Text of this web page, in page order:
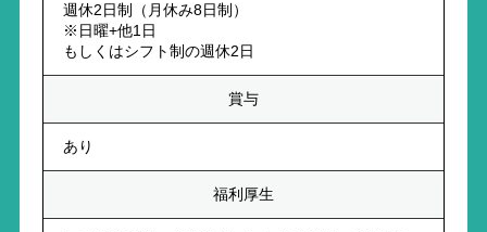
週休2日制（月休み8日制）
※日曜+他1日
もしくはシフト制の週休2日
賞与
あり
福利厚生